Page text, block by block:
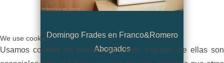
Domingo Frades en Franco&Romero
Abogados
We use cookies
Usamos cookies en nuestro sitio web. Algunas de ellas son